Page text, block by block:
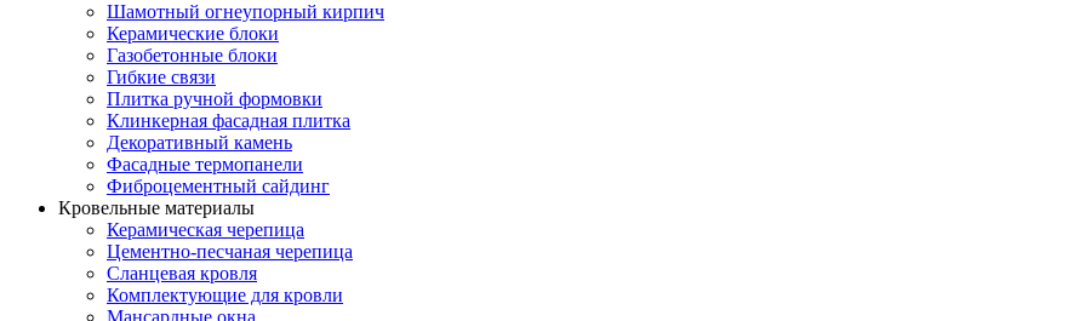
Шамотный огнеупорный кирпич
Керамические блоки
Газобетонные блоки
Гибкие связи
Плитка ручной формовки
Клинкерная фасадная плитка
Декоративный камень
Фасадные термопанели
Фиброцементный сайдинг
Кровельные материалы
Керамическая черепица
Цементно-песчаная черепица
Сланцевая кровля
Комплектующие для кровли
Мансардные окна